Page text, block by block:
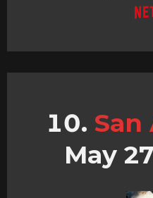
San
May